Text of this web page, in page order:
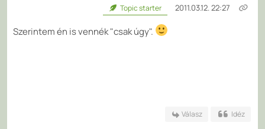
Topic starter
2011.03.12. 22:27
Szerintem én is vennék "csak úgy".
Válasz Idéz